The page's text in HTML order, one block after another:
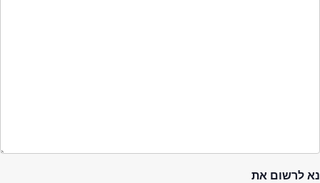
נא לרשום את